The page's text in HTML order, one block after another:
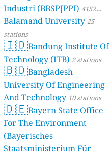
Industri (BBSPJPPI) 4152
stations
Balamand University25
stations
🇮🇩Bandung Institute Of
Technology (ITB) 2 stations
🇧🇩Bangladesh
University Of Engineering
And Technology 10 stations
🇩🇪Bayern State Office
For The Environment
(Bayerisches
Staatsministerium Für